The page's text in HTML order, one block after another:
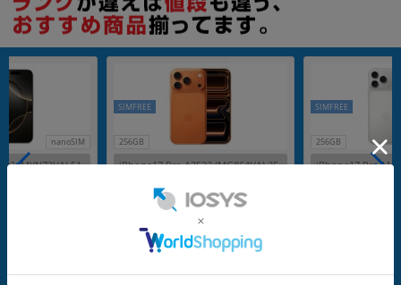
nanoSIM
(MYN73J/A) 51
164,800 円 (税込)
256GB
SIMFREE
iPhone17 Pro A3522 (MG864J/A) 25
Mフリー】
メーカー：Apple
発売日：2025/09
付属品: 箱/USB-C充電ケーブル(1m)
在庫数：1
188,800 円 (税込)
256GB
SIMFREE
iPhone17 Pro Max